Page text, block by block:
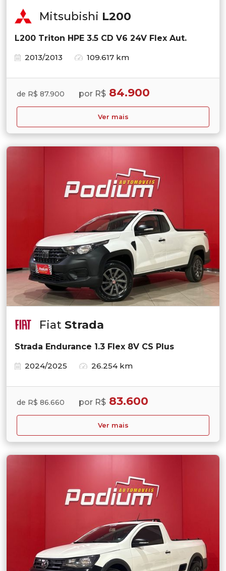
Mitsubishi L200
L200 Triton HPE 3.5 CD V6 24V Flex Aut.
2013/2013
109.617 km
de R$ 87.900 por R$ 84.900
Ver mais
Fiat Strada
Strada Endurance 1.3 Flex 8V CS Plus
2024/2025
26.254 km
de R$ 86.660 por R$ 83.600
Ver mais